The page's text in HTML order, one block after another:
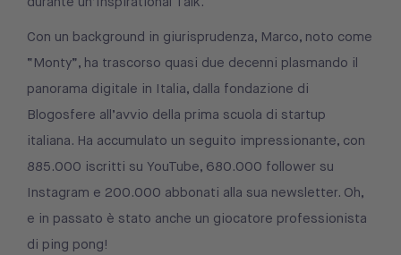
Con un background in giurisprudenza, Marco, noto come
“Monty”, ha trascorso quasi due decenni plasmando il
panorama digitale in Italia, dalla fondazione di
Blogosfere all’avvio della prima scuola di startup
italiana. Ha accumulato un seguito impressionante, con
885.000 iscritti su YouTube, 680.000 follower su
Instagram e 200.000 abbonati alla sua newsletter. Oh,
e in passato è stato anche un giocatore professionista
di ping pong!